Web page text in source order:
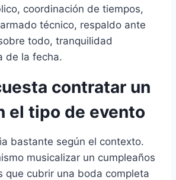
coordinación de tiempos,
técnico, respaldo ante
todo, tranquilidad
de la fecha.
contratar un
el tipo de evento
bastante según el contexto.
musicalizar un cumpleaños
que cubrir una boda completa